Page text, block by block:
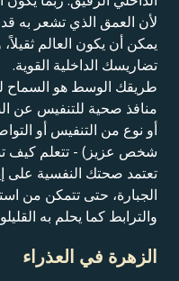
لأن العمق الذي تشعر به
يمكن أن يكون العالم
تضاريسك الداخلية القوية.
طريقك الوسط هو السماح
منافذ صحية للتنفيس عن
أو نوع من التنفيس أو
شخص عزيز) - تتعلم كيف
تعتمد صحتك النفسية على
الجبارة، حتى تتمكن من
والترابط كما يحلم به
الزهرة في العذراء